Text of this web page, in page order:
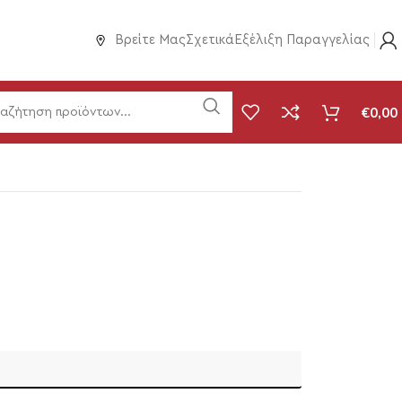
Βρείτε ΜαςΣχετικά Εξέλιξη Παραγγελίας
€0,00